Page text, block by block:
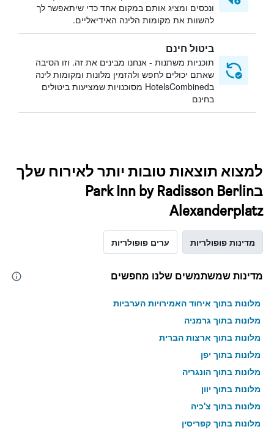
ונכסים ומציג אותם במקום אחד כדי שיתאפשר לך
להשוות את מקומות הלינה האידיאליים.
ביטול חינם
תוכניות משתנות - אנחנו מבינים את זה. וזו הסיבה
שאתם יכולים לחפש ולהזמין מלונות ומקומות לינה
בHotelsCombined מסוכנויות שמציעות ביטולים
בחינם
למצוא תוצאות טובות יותר לאירוח שלך
בPark Inn by Radisson Berlin
Alexanderplatz
מדינות פופולריות ערים פופולריות
מדינות שמשתמשים שלנו מחפשים
מלונות בתוך איחוד האמירויות הערביות
מלונות בתוך גרמניה
מלונות בתוך ארצות הברית
מלונות בתוך יפן
מלונות בתוך הונגריה
מלונות בתוך יוון
מלונות בתוך צ'כיה
מלונות בתוך קפריסין